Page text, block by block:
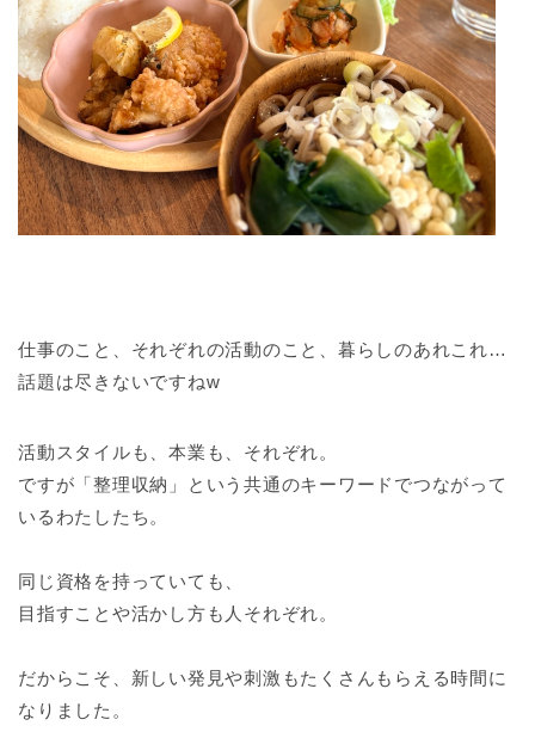
仕事のこと、それぞれの活動のこと、暮らしのあれこれ…
話題は尽きないですねw
活動スタイルも、本業も、それぞれ。⁣
ですが「整理収納」という共通のキーワードでつながって
いるわたしたち。⁣
同じ資格を持っていても、⁣
目指すことや活かし方も人それぞれ。⁣
だからこそ、新しい発見や刺激もたくさんもらえる時間に
なりました。⁣